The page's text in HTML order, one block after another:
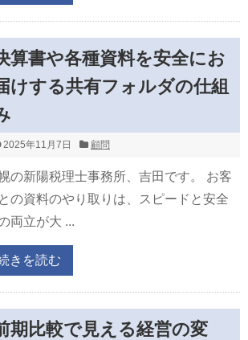
算書や各種資料を安全にお
けする共有フォルダの仕組
2025年11月7日 顧問
の新陽税理士事務所、吉田です。 お客
の資料のやり取りは、スピードと安全
両立が大 ...
きを読む
期比較で見える経営の変